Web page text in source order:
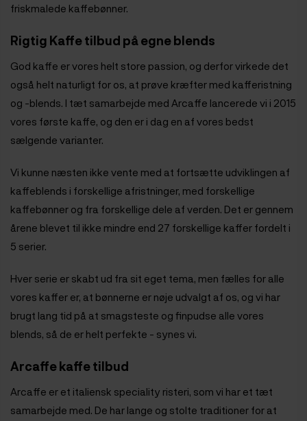
friskmalede kaffebønner.
Rigtig Kaffe tilbud på egne blends
God kaffe er vores helt store passion, og derfor virkede det
også helt naturligt for os, at prøve kræfter med kafferistning
og -blends. I tæt samarbejde med Arcaffe lancerede vi i 2015
vores første kaffe, og den er i dag en af vores bedst
sælgende varianter.
Vi kunne næsten ikke vente med at fortsætte udviklingen af
kaffeblends i forskellige afristninger, med forskellige
kaffebønner og fra forskellige dele af verden. Det er gennem
årene blevet til ikke mindre end 27 forskellige kaffer fordelt i
5 serier.
Hver serie er skabt ud fra sit eget tema, men fælles for alle
vores kaffer er, at bønnerne er nøje udvalgt af os, og vi har
brugt lang tid på at smagsteste og finpudse alle vores
blends, så de er helt perfekte - synes vi.
Arcaffe kaffe tilbud
Arcaffe er et italiensk speciality risteri, som vi har et tæt
samarbejde med. De har lange og stolte traditioner for at